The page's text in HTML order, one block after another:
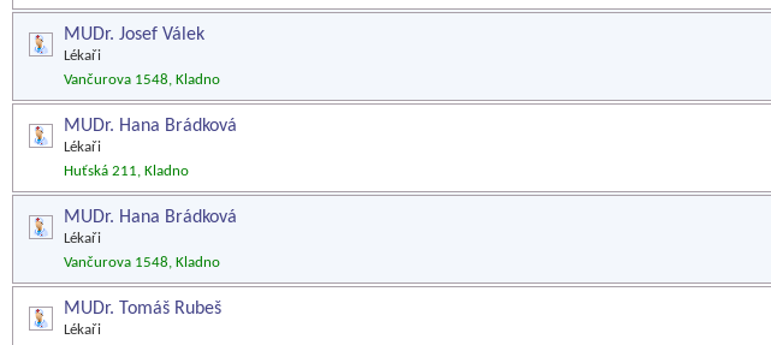
MUDr. Josef Válek
Lékaři
Vančurova 1548, Kladno
MUDr. Hana Brádková
Lékaři
Huťská 211, Kladno
MUDr. Hana Brádková
Lékaři
Vančurova 1548, Kladno
MUDr. Tomáš Rubeš
Lékaři